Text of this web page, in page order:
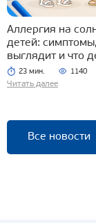
Аллергия на
детей:
выглядит и что
23 мин. 1140
Читать далее
Все новости